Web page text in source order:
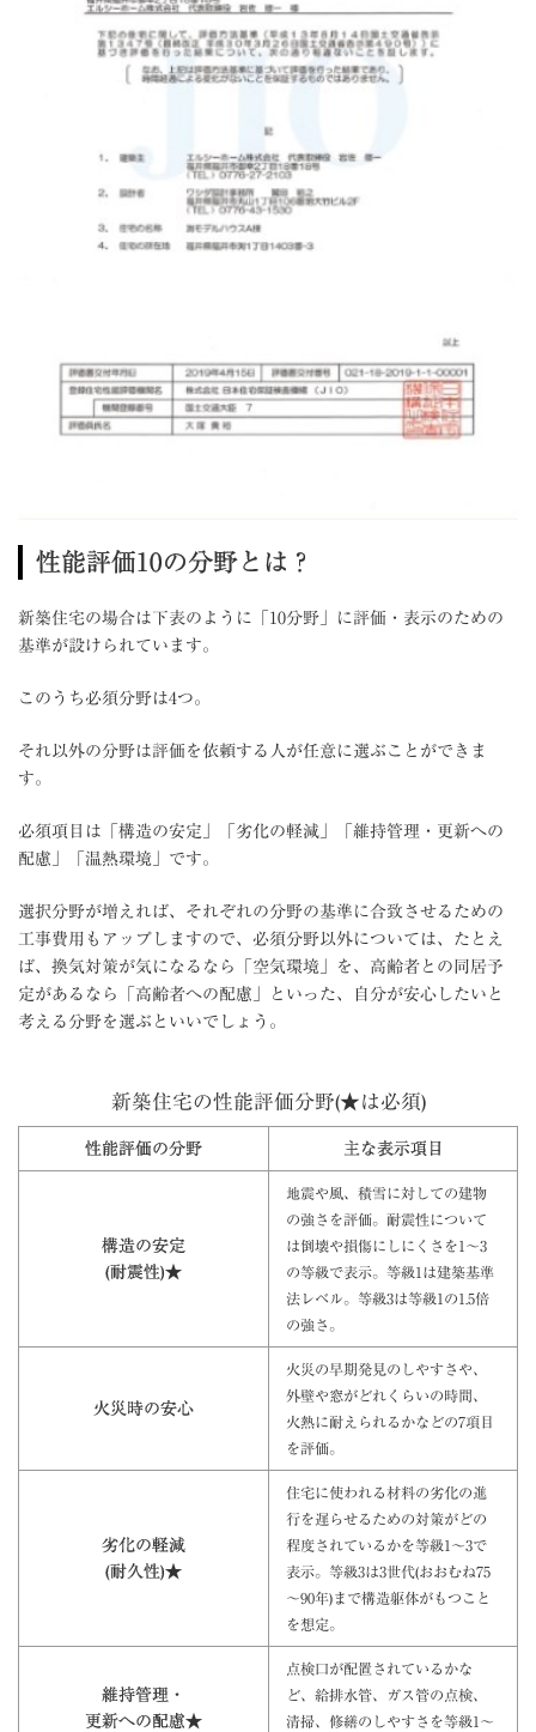
性能評価10の分野とは？
新築住宅の場合は下表のように「10分野」に評価・表示のための
基準が設けられています。
このうち必須分野は4つ。
それ以外の分野は評価を依頼する人が任意に選ぶことができま
す。
必須項目は「構造の安定」「劣化の軽減」「維持管理・更新への
配慮」「温熱環境」です。
選択分野が増えれば、それぞれの分野の基準に合致させるための
工事費用もアップしますので、必須分野以外については、たとえ
ば、換気対策が気になるなら「空気環境」を、高齢者との同居予
定があるなら「高齢者への配慮」といった、自分が安心したいと
考える分野を選ぶといいでしょう。
新築住宅の性能評価分野(★は必須)
性能評価の分野 主な表示項目
構造の安定
(耐震性)★
地震や風、積雪に対しての建物
の強さを評価。耐震性について
は倒壊や損傷にしにくさを1～3
の等級で表示。等級1は建築基準
法レベル。等級3は等級1の1.5倍
の強さ。
火災時の安心
火災の早期発見のしやすさや、
外壁や窓がどれくらいの時間、
火熱に耐えられるかなどの7項目
を評価。
劣化の軽減
(耐久性)★
住宅に使われる材料の劣化の進
行を遅らせるための対策がどの
程度されているかを等級1～3で
表示。等級3は3世代(おおむね75
～90年)まで構造躯体がもつこと
を想定。
維持管理・
更新への配慮★
点検口が配置されているかな
ど、給排水管、ガス管の点検、
清掃、修繕のしやすさを等級1～